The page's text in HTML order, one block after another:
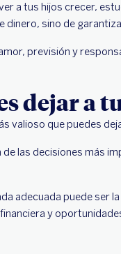
a tus hijos crecer,
dinero, sino de
previsión y
dejar a
valioso que puedes
las decisiones más
adecuada puede ser
y